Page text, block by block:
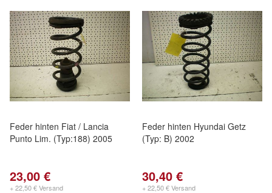
Feder hinten Fiat / Lancia
Punto Lim. (Typ:188) 2005
23,00 €
+ 22,50 € Versand
Feder hinten Hyundai Getz
(Typ: B) 2002
30,40 €
+ 22,50 € Versand